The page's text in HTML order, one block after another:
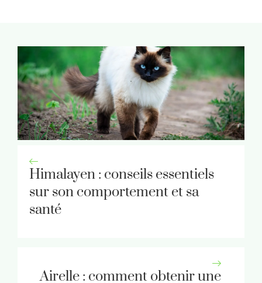
Himalayen : conseils essentiels
sur son comportement et sa
santé
Airelle : comment obtenir une